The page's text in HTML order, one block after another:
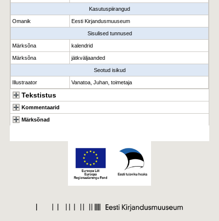
Kasutuspiirangud
Omanik Eesti Kirjandusmuuseum
Sisulised tunnused
Märksõna kalendrid
Märksõna jätkväljaanded
Seotud isikud
Illustraator Vanatoa, Juhan, toimetaja
Tekstistus
Kommentaarid
Märksõnad